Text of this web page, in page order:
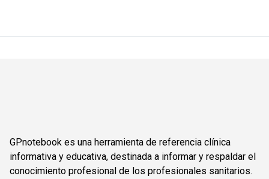
GPnotebook es una herramienta de referencia clínica
informativa y educativa, destinada a informar y respaldar el
conocimiento profesional de los profesionales sanitarios.